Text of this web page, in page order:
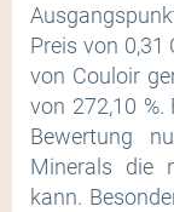
Preis von 0,31
von Couloir
von 272,10
Bewertung
Minerals die
kann.